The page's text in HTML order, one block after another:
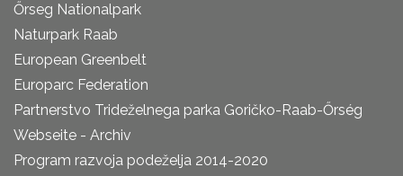
Őrseg Nationalpark
Naturpark Raab
European Greenbelt
Europarc Federation
Partnerstvo Trideželnega parka Goričko-Raab-Őrség
Webseite - Archiv
Program razvoja podeželja 2014-2020